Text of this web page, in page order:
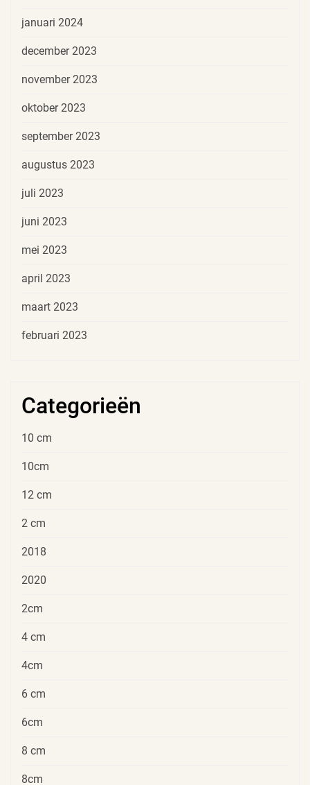
januari 2024
december 2023
november 2023
oktober 2023
september 2023
augustus 2023
juli 2023
juni 2023
mei 2023
april 2023
maart 2023
februari 2023
Categorieën
10 cm
10cm
12 cm
2 cm
2018
2020
2cm
4 cm
4cm
6 cm
6cm
8 cm
8cm